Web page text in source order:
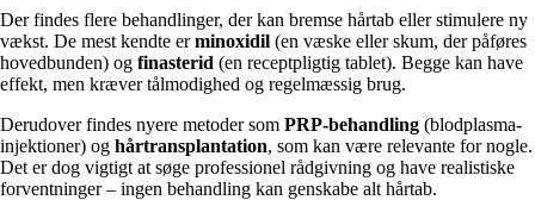
Der findes flere behandlinger, der kan bremse hårtab eller stimulere ny
vækst. De mest kendte erminoxidil (en væske eller skum, der påføres
hovedbunden) og finasterid (en receptpligtig tablet). Begge kan have
effekt, men kræver tålmodighed og regelmæssig brug.
Derudover findes nyere metoder som PRP-behandling (blodplasma-
injektioner) og hårtransplantation, som kan være relevante for nogle.
Det er dog vigtigt at søge professionel rådgivning og have realistiske
forventninger – ingen behandling kan genskabe alt hårtab.